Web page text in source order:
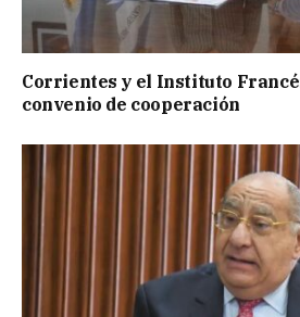
Corrientes y el Instituto
convenio de cooperación